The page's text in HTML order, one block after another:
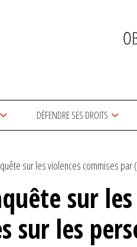
DÉFENDRE SES DROITS
sur les violences commises par
sur
sur les